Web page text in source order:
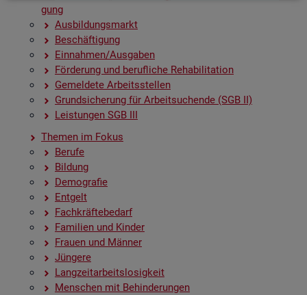
gung
Aus­bil­dungs­markt
Be­schäf­ti­gung
Ein­nah­men/Aus­ga­ben
För­de­rung und be­ruf­li­che Re­ha­bi­li­ta­ti­on
Ge­mel­de­te Ar­beits­stel­len
Grund­si­che­rung für Ar­beit­su­chen­de (SGB II)
Leis­tun­gen SGB III
The­men im Fokus
Be­ru­fe
Bil­dung
De­mo­gra­fie
Ent­gelt
Fach­kräf­te­be­darf
Fa­mi­li­en und Kin­der
Frau­en und Män­ner
Jün­ge­re
Lang­zeit­ar­beits­lo­sig­keit
Men­schen mit Be­hin­de­run­gen